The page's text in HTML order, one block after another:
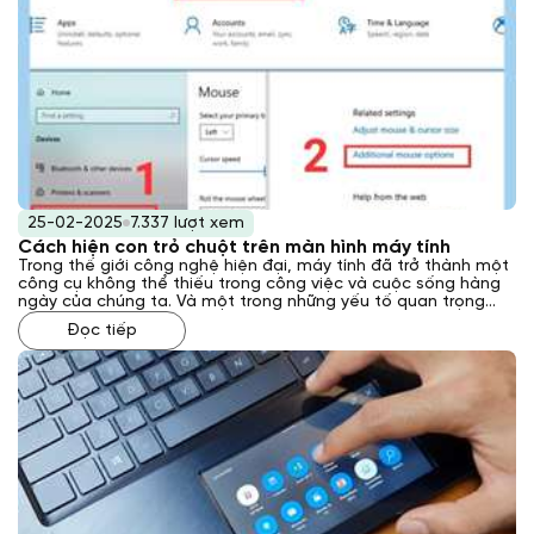
25-02-2025 7.337 lượt xem
Cách hiện con trỏ chuột trên màn hình máy tính
Trong thế giới công nghệ hiện đại, máy tính đã trở thành một
công cụ không thể thiếu trong công việc và cuộc sống hàng
ngày của chúng ta. Và một trong những yếu tố quan trọng
giúp chúng ta tương tác với máy tính chính là con trỏ chuột.
Tuy nhiên, đôi khi con trỏ chuột có thể biến mất một cách bí
ẩn, gây khó khăn cho người dùng. Vậy cách hiện con trỏ chuột
trên màn hình máy tính như thế nào? Laptop Khánh Trần sẽ
giải đáp cho bạn qua bài viết này.
Đọc tiếp